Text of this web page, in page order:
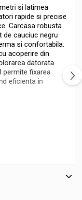
si latimea
rapide si precise
Carcasa robusta
de cauciuc negru
si confortabila.
acoperire din
datorata
permite fixarea
eficienta in